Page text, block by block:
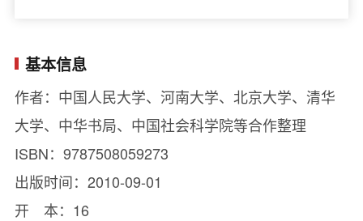
基本信息
作者：中国人民大学、河南大学、北京大学、清华
大学、中华书局、中国社会科学院等合作整理
ISBN：9787508059273
出版时间：2010-09-01
开 本：16